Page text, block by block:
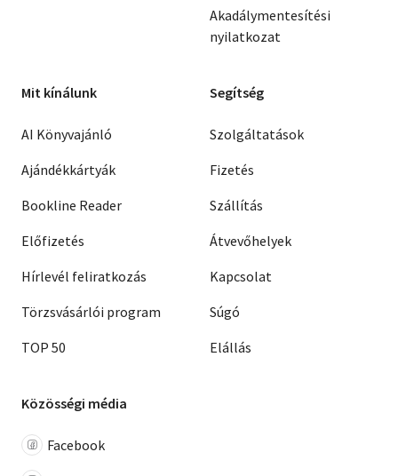
Akadálymentesítési
nyilatkozat
Mit kínálunk
AI Könyvajánló
Ajándékkártyák
Bookline Reader
Előfizetés
Hírlevél feliratkozás
Törzsvásárlói program
TOP 50
Segítség
Szolgáltatások
Fizetés
Szállítás
Átvevőhelyek
Kapcsolat
Súgó
Elállás
Közösségi média
Facebook